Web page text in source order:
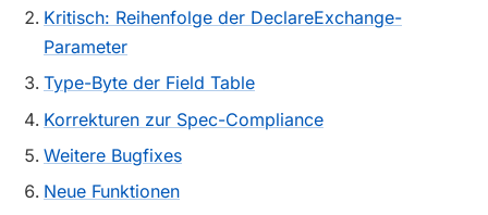
Kritisch: Reihenfolge der DeclareExchange-
Parameter
Type-Byte der Field Table
Korrekturen zur Spec-Compliance
Weitere Bugfixes
Neue Funktionen